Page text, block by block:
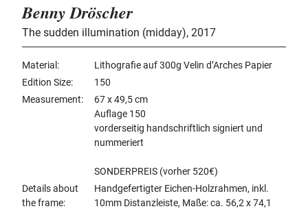
Benny Dröscher
The sudden illumination (midday), 2017
Material
Lithografie auf 300g Velin d’Arches Papier
Edition Size
150
Measurement
67 x 49,5 cm
Auflage 150
vorderseitig handschriftlich signiert und
nummeriert
SONDERPREIS (vorher 520€)
Details about
the frame
Handgefertigter Eichen-Holzrahmen, inkl.
10mm Distanzleiste, Maße: ca. 56,2 x 74,1